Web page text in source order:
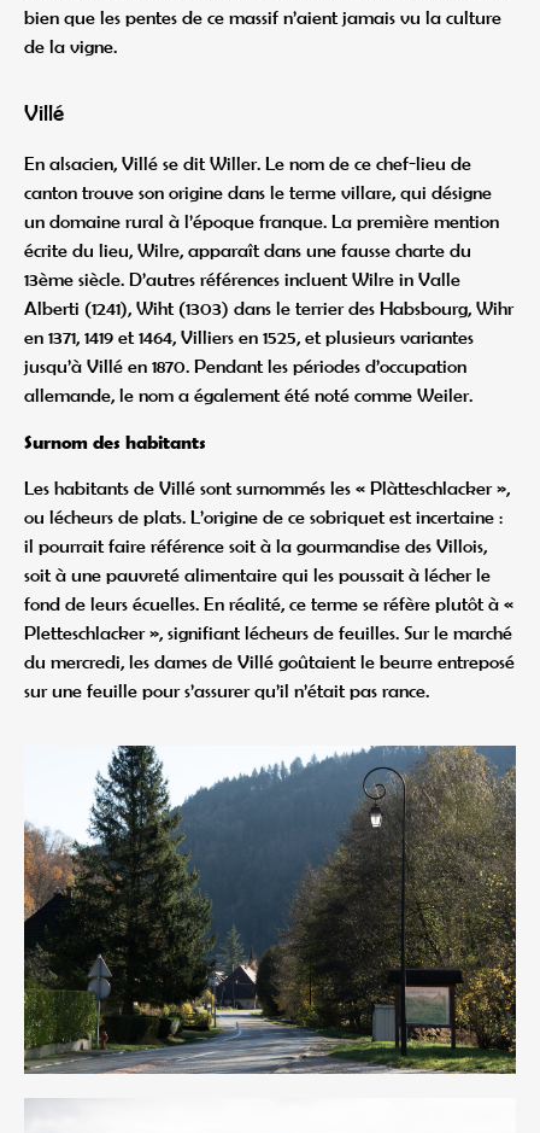
bien que les pentes de ce massif n’aient jamais vu la culture
de la vigne.
Villé
En alsacien, Villé se dit Willer. Le nom de ce chef-lieu de
canton trouve son origine dans le terme villare, qui désigne
un domaine rural à l’époque franque. La première mention
écrite du lieu, Wilre, apparaît dans une fausse charte du
13ème siècle. D’autres références incluent Wilre in Valle
Alberti (1241), Wiht (1303) dans le terrier des Habsbourg, Wihr
en 1371, 1419 et 1464, Villiers en 1525, et plusieurs variantes
jusqu’à Villé en 1870. Pendant les périodes d’occupation
allemande, le nom a également été noté comme Weiler.
Surnom des habitants
Les habitants de Villé sont surnommés les « Plàtteschlacker »,
ou lécheurs de plats. L’origine de ce sobriquet est incertaine :
il pourrait faire référence soit à la gourmandise des Villois,
soit à une pauvreté alimentaire qui les poussait à lécher le
fond de leurs écuelles. En réalité, ce terme se réfère plutôt à «
Pletteschlacker », signifiant lécheurs de feuilles. Sur le marché
du mercredi, les dames de Villé goûtaient le beurre entreposé
sur une feuille pour s’assurer qu’il n’était pas rance.